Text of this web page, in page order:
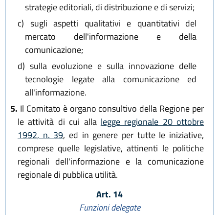
strategie editoriali, di distribuzione e di servizi;
c) sugli aspetti qualitativi e quantitativi del
mercato dell'informazione e della
comunicazione;
d) sulla evoluzione e sulla innovazione delle
tecnologie legate alla comunicazione ed
all'informazione.
5. Il Comitato è organo consultivo della Regione per
le attività di cui alla legge regionale 20 ottobre
1992, n. 39, ed in genere per tutte le iniziative,
comprese quelle legislative, attinenti le politiche
regionali dell'informazione e la comunicazione
regionale di pubblica utilità.
Art. 14
Funzioni delegate